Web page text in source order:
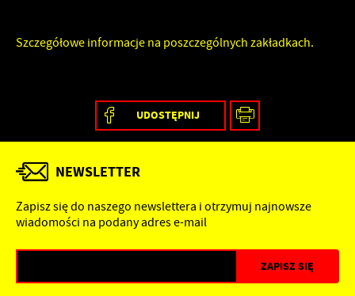
Szczegółowe informacje na poszczególnych zakładkach.
UDOSTĘPNIJ
NEWSLETTER
Zapisz się do naszego newslettera i otrzymuj najnowsze
wiadomości na podany adres e-mail